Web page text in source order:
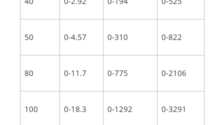
50 0-4.57 0-310 0-822
80 0-11.7 0-775 0-2106
100 0-18.3 0-1292 0-3291